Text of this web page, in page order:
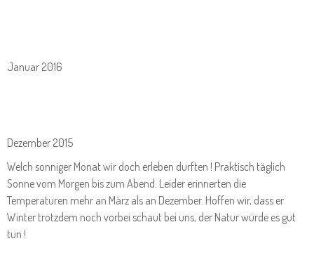
Januar 2016
Dezember 2015
Welch sonniger Monat wir doch erleben durften ! Praktisch täglich
Sonne vom Morgen bis zum Abend. Leider erinnerten die
Temperaturen mehr an März als an Dezember. Hoffen wir, dass er
Winter trotzdem noch vorbei schaut bei uns, der Natur würde es gut
tun !